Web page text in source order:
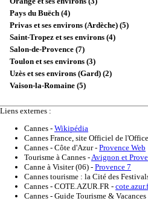
Pays du Buëch (4)
Privas et ses environs (Ardèche) (5)
Saint-Tropez et ses environs (4)
Salon-de-Provence (7)
Toulon et ses environs (3)
Uzès et ses environs (Gard) (2)
Vaison-la-Romaine (5)
Liens externes :
Cannes - Wikipédia
Cannes France, site Officiel de
Cannes - Côte d'Azur- Provence Web
Tourisme à Cannes - Avignon et
Canne à Visiter (06) - Provence 7
Cannes tourisme : la Cité des
Cannes - COTE.AZUR.FR -
Cannes - Guide Tourisme & Vacances